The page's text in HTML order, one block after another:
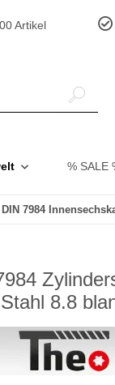
Artikel
% SALE
7984
8.8